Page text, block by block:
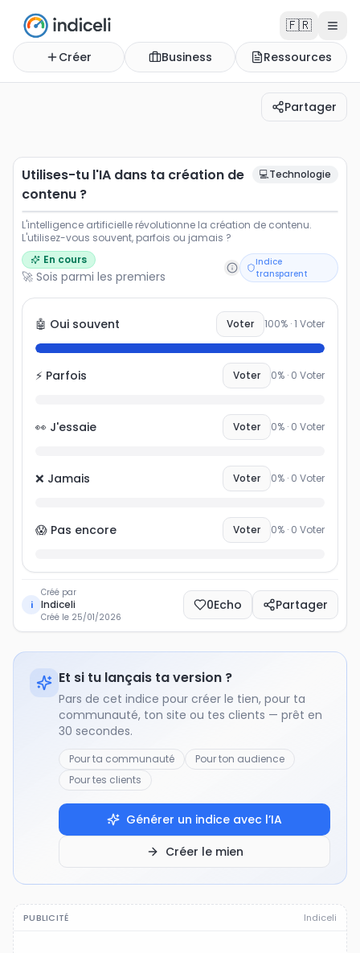
🇫🇷
Créer Business Ressources
Partager
Utilises-tu l'IA dans ta création de contenu ?
L'intelligence artificielle révolutionne la création de
Utilises-tu l'IA dans ta création de
contenu ?
💻Technologie
L'intelligence artificielle révolutionne la création de contenu.
L'utilisez-vous souvent, parfois ou jamais ?
En cours
🚀 Sois parmi les premiers
Indice
transparent
🤖 Oui souvent Voter 100% ·1 Voter
⚡ Parfois Voter 0% · 0 Voter
👀 J'essaie Voter 0% · 0 Voter
❌ Jamais Voter 0% · 0 Voter
😱 Pas encore Voter 0% · 0 Voter
i
Créé par
Indiceli
Créé le 25/01/2026
0Echo Partager
Et si tu lançais ta version ?
Pars de cet indice pour créer le tien, pour ta
communauté, ton site ou tes clients — prêt en
30 secondes.
Pour ta communauté
Pour ton audience
Pour tes clients
Générer un indice avec l’IA
Créer le mien
PUBLICITÉ Indiceli